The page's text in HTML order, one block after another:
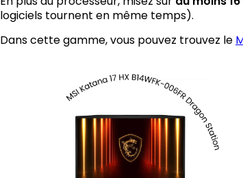
logiciels tournent en même temps).
Dans cette gamme, vous pouvez trouvez le